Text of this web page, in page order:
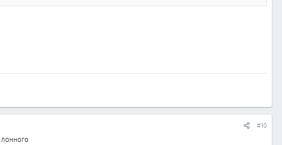
#10